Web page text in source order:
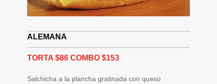
ALEMANA
TORTA $86 COMBO $153
Salchicha a la plancha gratinada con queso